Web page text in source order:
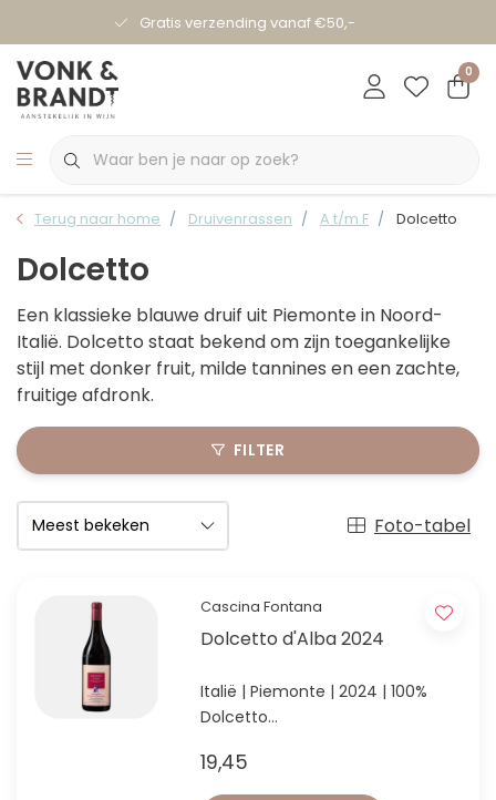
Gratis verzending vanaf €50,-
0
Terug naar home Druivenrassen A t/m F Dolcetto
Dolcetto
Een klassieke blauwe druif uit Piemonte in Noord-
Italië. Dolcetto staat bekend om zijn toegankelijke
stijl met donker fruit, milde tannines en een zachte,
fruitige afdronk.
FILTER
Foto-tabel
Cascina Fontana
Dolcetto d'Alba 2024
Italië | Piemonte | 2024 | 100%
Dolcetto
perfect bij antipasti
19,45